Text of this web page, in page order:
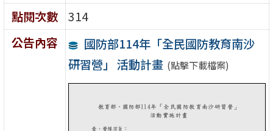
點閱次數
314
公告內容
國防部114年「全民國防教育南沙
研習營」 活動計畫 (點擊下載檔案)